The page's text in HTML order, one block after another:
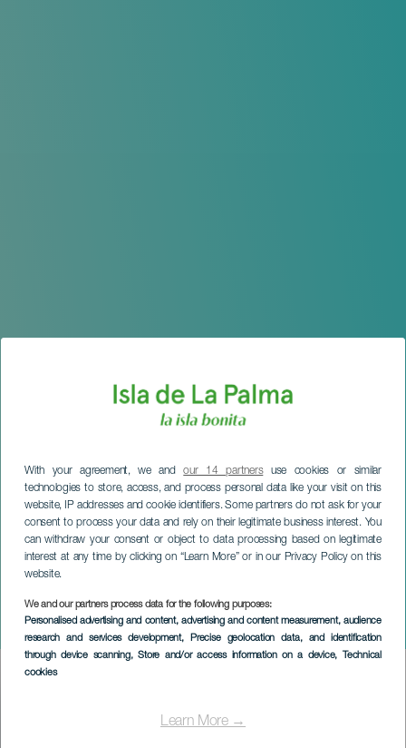
With your agreement, we andour 14 partnersuse cookies or similar
technologies to store, access, and process personal data like your visit on this
website, IP addresses and cookie identifiers. Some partners do not ask for your
consent to process your data and rely on their legitimate business interest. You
can withdraw your consent or object to data processing based on legitimate
interest at any time by clicking on “Learn More” or in our Privacy Policy on this
website.
We and our partners process data for the following purposes:
Personalised advertising and content, advertising and content measurement, audience
research and services development, Precise geolocation data, and identification
through device scanning, Store and/or access information on a device, Technical
cookies
Learn More →
XVII Bienal Española de
Arquitectura y Urbanismo
LA PALMA
Imagen